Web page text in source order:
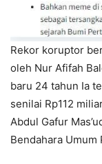
Rekor koruptor
oleh Nur Afifah
baru 24 tahun Ia
senilai Rp112
Abdul Gafur
Bendahara Umum